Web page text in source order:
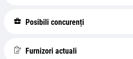
Posibili concurenți
Furnizori actuali